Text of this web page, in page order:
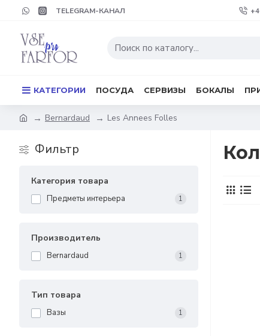
TELEGRAM-КАНАЛ
КАТЕГОРИИ ПОСУДА СЕРВИЗЫ БОКАЛЫ
Bernardaud Les Annees Folles
Фильтр
Категория товара
Предметы интерьера 1
Производитель
Bernardaud 1
Тип товара
Вазы 1